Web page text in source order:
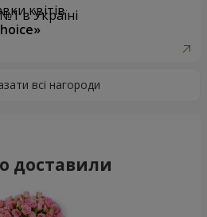
квітів
доставили